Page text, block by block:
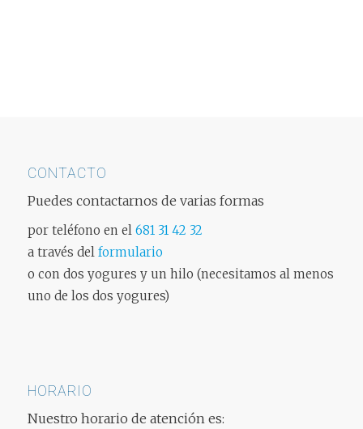
CONTACTO
Puedes contactarnos de varias formas
por teléfono en el 681 31 42 32
a través del formulario
o con dos yogures y un hilo (necesitamos al menos
uno de los dos yogures)
HORARIO
Nuestro horario de atención es: